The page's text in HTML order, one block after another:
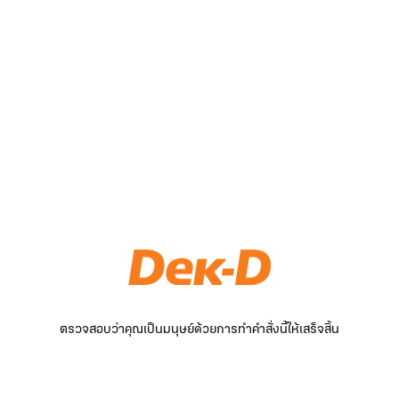
ตรวจสอบว่าคุณเป็นมนุษย์ด้วยการทำคำสั่งนี้ให้เสร็จสิ้น